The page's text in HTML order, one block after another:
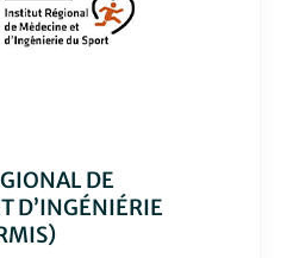
DE
D’INGÉNIÉRIE